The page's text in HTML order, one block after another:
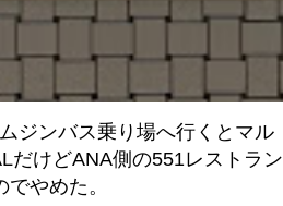
ジンバス乗り場へ行くとマル
だけどANA側の551レストラン
やめた。